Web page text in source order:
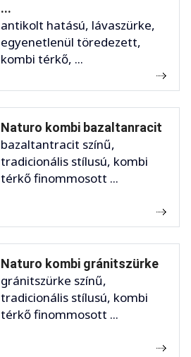
...
antikolt hatású, lávaszürke,
egyenetlenül töredezett,
kombi térkő, ...
Naturo kombi bazaltanracit
bazaltantracit színű,
tradicionális stílusú, kombi
térkő finommosott ...
Naturo kombi gránitszürke
gránitszürke színű,
tradicionális stílusú, kombi
térkő finommosott ...